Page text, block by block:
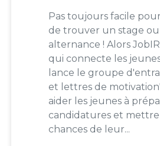
Pas toujours facile
de trouver un stage
alternance ! Alors
qui connecte les
lance le groupe
et lettres de
aider les jeunes à
candidatures et
chances de leur...